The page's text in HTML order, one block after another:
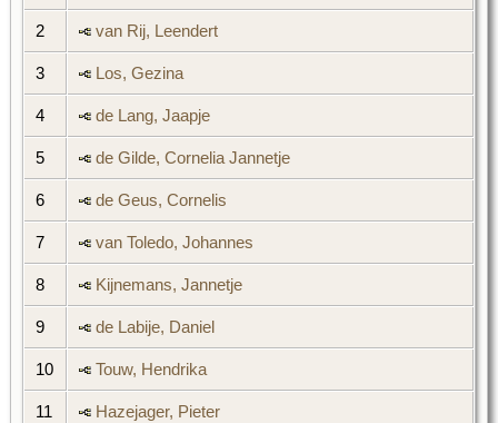
2 van Rij, Leendert
3 Los, Gezina
4 de Lang, Jaapje
5 de Gilde, Cornelia Jannetje
6 de Geus, Cornelis
7 van Toledo, Johannes
8 Kijnemans, Jannetje
9 de Labije, Daniel
10 Touw, Hendrika
11 Hazejager, Pieter